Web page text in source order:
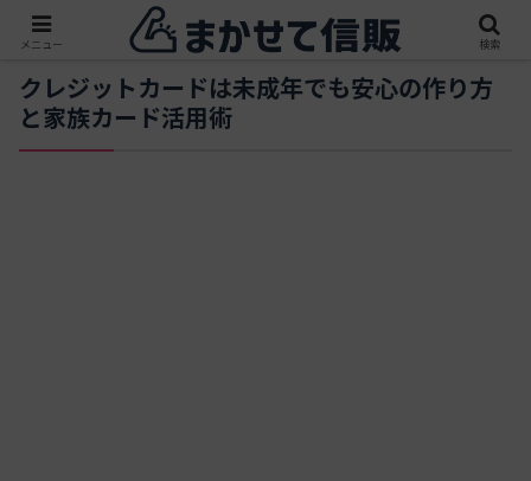
クレジットカードは未成年でも安心の作り方
と家族カード活用術
メニュー 検索